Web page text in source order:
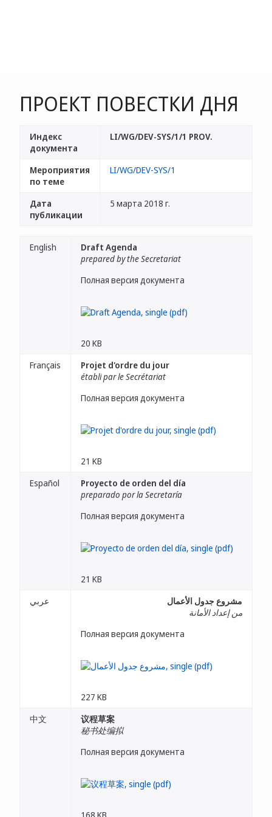
ПРОЕКТ ПОВЕСТКИ ДНЯ
Индекс
документа
LI/WG/DEV-SYS/1/1 PROV.
Мероприятия
по теме
LI/WG/DEV-SYS/1
Дата
публикации
5 марта 2018 г.
English
Draft Agenda
prepared by the Secretariat
Полная версия документа
20 KB
Français
Projet d'ordre du jour
établi par le Secrétariat
Полная версия документа
21 KB
Español
Proyecto de orden del día
preparado por la Secretaría
Полная версия документа
21 KB
عربي
مشروع جدول الأعمال
من إعداد الأمانة
Полная версия документа
227 KB
中文
议程草案
秘书处编拟
Полная версия документа